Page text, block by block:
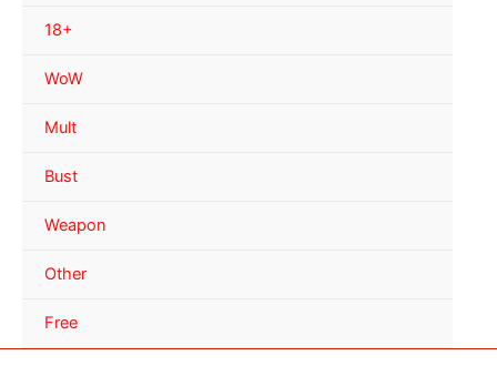
18+
WoW
Mult
Bust
Weapon
Other
Free